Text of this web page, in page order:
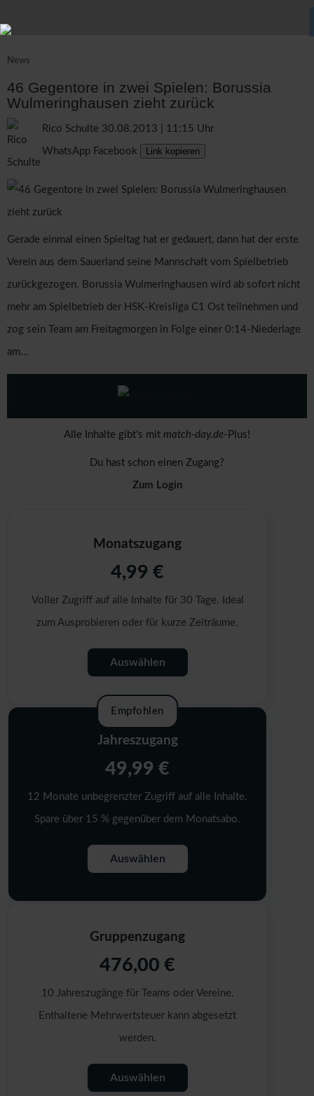
News
46 Gegentore in zwei Spielen: Borussia
Wulmeringhausen zieht zurück
Rico Schulte 30.08.2013 | 11:15 Uhr
WhatsApp Facebook Link kopieren
Gerade einmal einen Spieltag hat er gedauert, dann hat der erste
Verein aus dem Sauerland seine Mannschaft vom Spielbetrieb
zurückgezogen. Borussia Wulmeringhausen wird ab sofort nicht
mehr am Spielbetrieb der HSK-Kreisliga C1 Ost teilnehmen und
zog sein Team am Freitagmorgen in Folge einer 0:14-Niederlage
am…
Alle Inhalte gibt's mit match-day.de-Plus!
Du hast schon einen Zugang?
Zum Login
Monatszugang
4,99 €
Voller Zugriff auf alle Inhalte für 30 Tage. Ideal
zum Ausprobieren oder für kurze Zeiträume.
Auswählen
Empfohlen
Jahreszugang
49,99 €
12 Monate unbegrenzter Zugriff auf alle Inhalte.
Spare über 15 % gegenüber dem Monatsabo.
Auswählen
Gruppenzugang
476,00 €
10 Jahreszugänge für Teams oder Vereine.
Enthaltene Mehrwertsteuer kann abgesetzt
werden.
Auswählen